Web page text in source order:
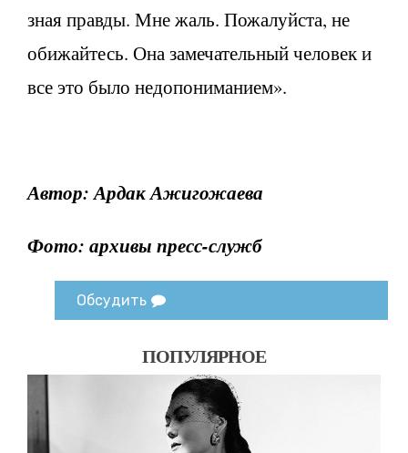
зная правды. Мне жаль. Пожалуйста, не
обижайтесь. Она замечательный человек и
все это было недопониманием».
Автор: Ардак Ажигожаева
Фото: архивы пресс-служб
Обсудить
ПОПУЛЯРНОЕ